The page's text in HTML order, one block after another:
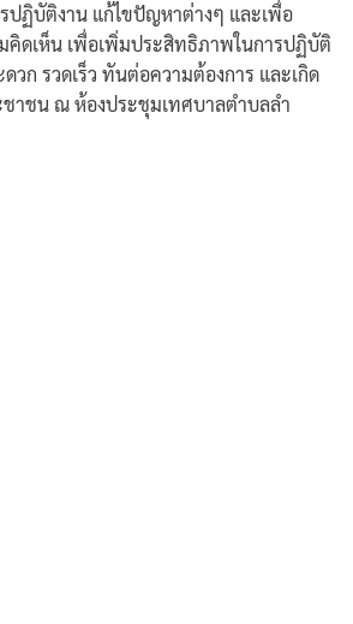
ปฏิบัติงาน แก้ไขปัญหาต่างๆ และเพื่อ
ดเห็น เพื่อเพิ่มประสิทธิภาพในการปฏิบัติ
วก รวดเร็ว ทันต่อความต้องการ และเกิด
าชน ณ ห้องประชุมเทศบาลตำบลลำ